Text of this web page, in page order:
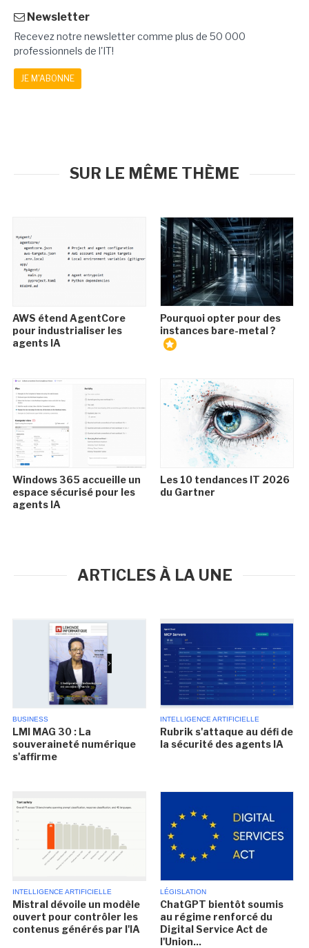
Newsletter
Recevez notre newsletter comme plus de 50 000
professionnels de l'IT!
JE M'ABONNE
SUR LE MÊME THÈME
AWS étend AgentCore
pour industrialiser les
agents IA
Pourquoi opter pour des
instances bare-metal ?
Windows 365 accueille un
espace sécurisé pour les
agents IA
Les 10 tendances IT 2026
du Gartner
ARTICLES À LA UNE
BUSINESS
LMI MAG 30 : La
souveraineté numérique
s'affirme
INTELLIGENCE ARTIFICIELLE
Rubrik s'attaque au défi de
la sécurité des agents IA
INTELLIGENCE ARTIFICIELLE
Mistral dévoile un modèle
ouvert pour contrôler les
contenus générés par l'IA
LÉGISLATION
ChatGPT bientôt soumis
au régime renforcé du
Digital Service Act de
l'Union...